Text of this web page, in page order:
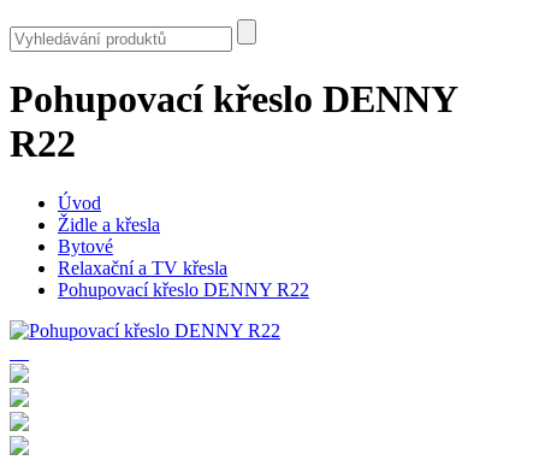
Pohupovací křeslo DENNY
R22
Úvod
Židle a křesla
Bytové
Relaxační a TV křesla
Pohupovací křeslo DENNY R22